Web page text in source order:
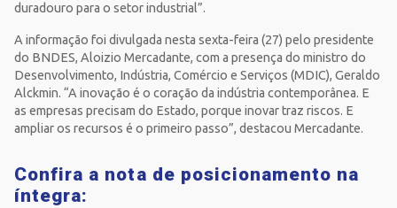
duradouro para o setor industrial”.
A informação foi divulgada nesta sexta-feira (27) pelo presidente
do BNDES, Aloizio Mercadante, com a presença do ministro do
Desenvolvimento, Indústria, Comércio e Serviços (MDIC), Geraldo
Alckmin. “A inovação é o coração da indústria contemporânea. E
as empresas precisam do Estado, porque inovar traz riscos. E
ampliar os recursos é o primeiro passo”, destacou Mercadante.
Confira a nota de posicionamento na
íntegra: